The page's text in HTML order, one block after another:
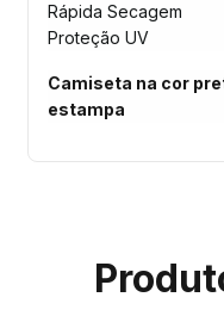
Rápida Secagem
Proteção UV
Camiseta na cor
estampa